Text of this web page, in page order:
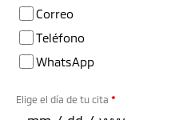
Correo
Teléfono
WhatsApp
Elige el día de tu cita *